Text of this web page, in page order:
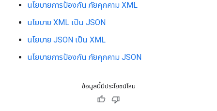
นโยบายการป้องกัน ภัยคุกคาม XML
นโยบาย XML เป็น JSON
นโยบาย JSON เป็น XML
นโยบายการป้องกัน ภัยคุกคาม JSON
ข้อมูลนี้มีประโยชน์ไหม